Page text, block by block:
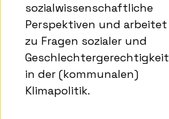
sozialwissenschaftliche
Perspektiven und arbeitet
zu Fragen sozialer und
Geschlechtergerechtigkeit
in der (kommunalen)
Klimapolitik.